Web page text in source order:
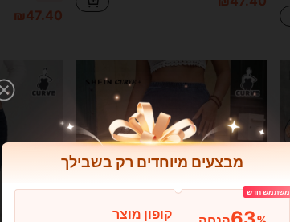
₪47.40
מבצעים מיוחדים רק בשבילך
משתמש חדש
קופון מוצר